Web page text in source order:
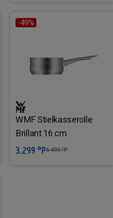
-49%
WMF Stielkasserolle
Brillant 16 cm
In den Warenkorb
3.299 °P6.499°P